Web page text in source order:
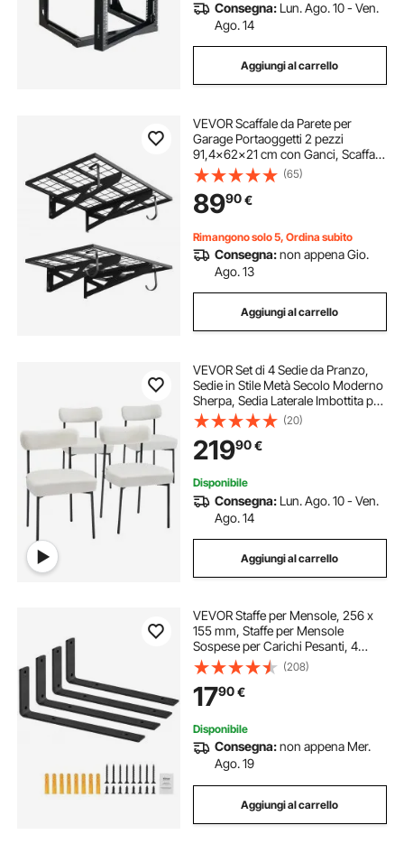
Consegna: Lun. Ago. 10 - Ven.
Ago. 14
Aggiungi al carrello
VEVOR Scaffale da Parete per
Garage Portaoggetti 2 pezzi
91,4x62x21 cm con Ganci, Scaffale
a Griglia da Muro per Garage
Lavanderia Officina Carico Singolo
max. 113 kg, Mensola da Parete,
Nero
(65)
8990€
Rimangono solo 5, Ordina subito
Consegna:non appena Gio.
Ago. 13
Aggiungi al carrello
VEVOR Set di 4 Sedie da Pranzo,
Sedie in Stile Metà Secolo Moderno
Sherpa, Sedia Laterale Imbottita per
Tavolo da Pranzo, Sedia da Tavolo
da Cucina, con Schienale Curvo e
Gambe in Metallo Nero
(20)
21990€
Disponibile
Consegna: Lun. Ago. 10 - Ven.
Ago. 14
Aggiungi al carrello
VEVOR Staffe per Mensole, 256 x
155 mm, Staffe per Mensole
Sospese per Carichi Pesanti, 4
Pezzi, Staffe per Mensole a Forma
di L, Nere Opache Spesse 10 mm,
Acciaio con Capacità di Carico di
72,6 kg
(208)
1790€
Disponibile
Consegna:non appena Mer.
Ago. 19
Aggiungi al carrello